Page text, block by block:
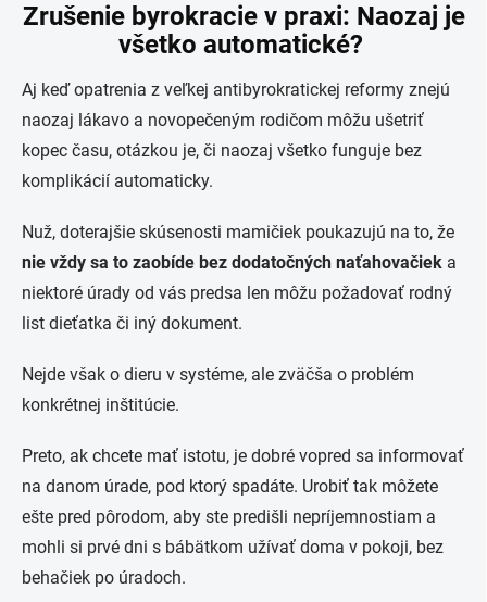
Zrušenie byrokracie v praxi: Naozaj je
všetko automatické?
Aj keď opatrenia z veľkej antibyrokratickej reformy znejú
naozaj lákavo a novopečeným rodičom môžu ušetriť
kopec času, otázkou je, či naozaj všetko funguje bez
komplikácií automaticky.
Nuž, doterajšie skúsenosti mamičiek poukazujú na to, že
nie vždy sa to zaobíde bez dodatočných naťahovačiek a
niektoré úrady od vás predsa len môžu požadovať rodný
list dieťatka či iný dokument.
Nejde však o dieru v systéme, ale zväčša o problém
konkrétnej inštitúcie.
Preto, ak chcete mať istotu, je dobré vopred sa informovať
na danom úrade, pod ktorý spadáte. Urobiť tak môžete
ešte pred pôrodom, aby ste predišli nepríjemnostiam a
mohli si prvé dni s bábätkom užívať doma v pokoji, bez
behačiek po úradoch.